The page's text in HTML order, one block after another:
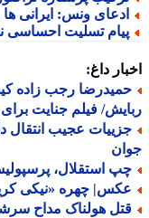
ونس: ایرانی ها می
تسلیت احساسی
داغ:
رجب زاده
فیلم جنایت برای
عجیب انتقال
استقلال،
چهره «نیکی کریمی» در 20 سالگی در
هولناک مداح